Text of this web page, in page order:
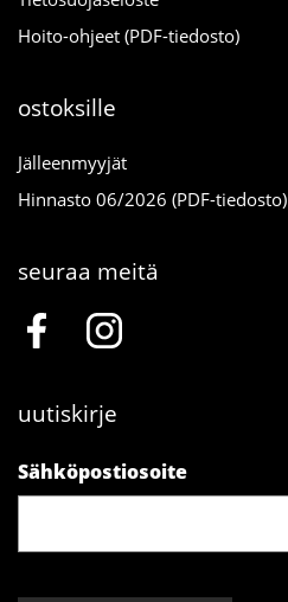
Hoito-ohjeet (PDF-tiedosto)
ostoksille
Jälleenmyyjät
Hinnasto 06/2026 (PDF-tiedosto)
seuraa meitä
uutiskirje
Sähköpostiosoite